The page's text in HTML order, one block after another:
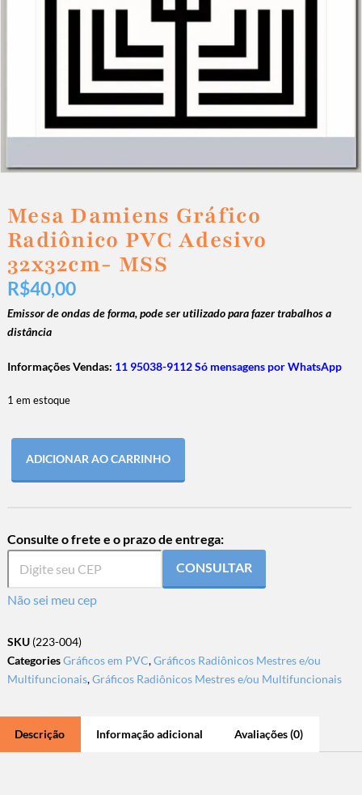
Mesa Damiens Gráfico
Radiônico PVC Adesivo
32x32cm- MSS
R$40,00
Emissor de ondas de forma, pode ser utilizado para fazer trabalhos a
distância
Informações Vendas: 11 95038-9112 Só mensagens por WhatsApp
1 em estoque
ADICIONAR AO CARRINHO
Consulte o frete e o prazo de entrega:
CONSULTAR
Não sei meu cep
SKU (223-004)
CategoriesGráficos em PVC,Gráficos Radiônicos Mestres e/ou
Multifuncionais,Gráficos Radiônicos Mestres e/ou Multifuncionais
Descrição Informação adicional Avaliações (0)